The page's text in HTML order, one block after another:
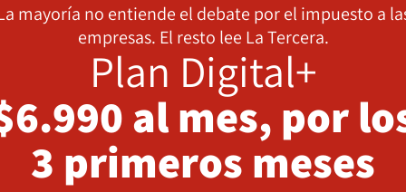
mayoría no entiende el debate por el impuesto a
empresas. El resto lee La Tercera.
Plan Digital+
al mes, por
3 primeros meses